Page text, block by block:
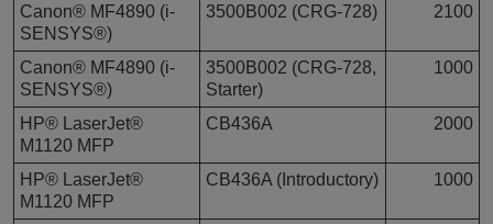
Canon® MF4890 (i-
SENSYS®)
3500B002 (CRG-728) 2100
Canon® MF4890 (i-
SENSYS®)
3500B002 (CRG-728,
Starter)
1000
HP® LaserJet®
M1120 MFP
CB436A 2000
HP® LaserJet®
M1120 MFP
CB436A (Introductory) 1000